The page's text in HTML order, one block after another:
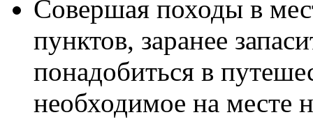
Совершая походы в
пунктов, заранее
понадобиться в
необходимое на месте